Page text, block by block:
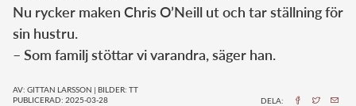
Nu rycker maken Chris O’Neill ut och tar ställning för
sin hustru.
– Som familj stöttar vi varandra, säger han.
AV: GITTAN LARSSON | BILDER: TT
PUBLICERAD: 2025-03-28
DELA: